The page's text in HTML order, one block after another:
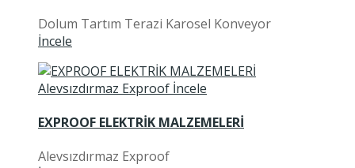
Dolum Tartım Terazi Karosel Konveyor
İncele
EXPROOF ELEKTRİK MALZEMELERİ
Alevsızdırmaz Exproof